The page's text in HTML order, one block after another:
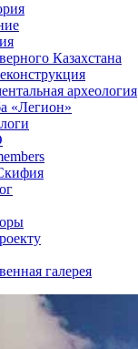
Казахстана
археология
«Легион»
галерея